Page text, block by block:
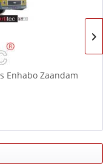
Enhabo Zaandam